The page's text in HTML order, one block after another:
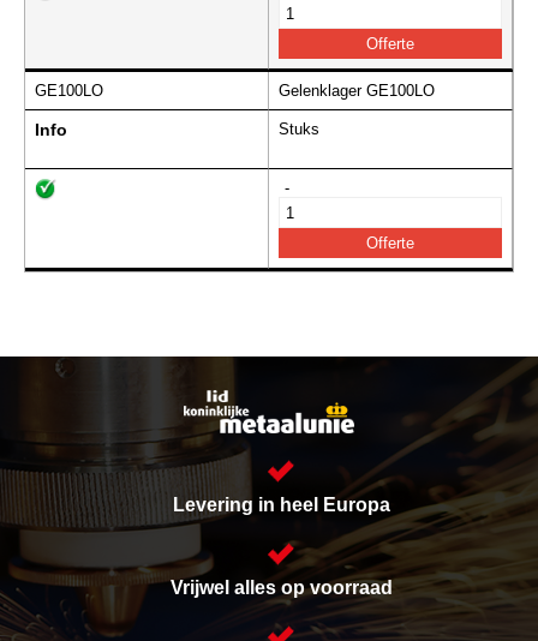
GE100LO Gelenklager GE100LO
Info Stuks
-
Levering in heel Europa
Vrijwel alles op voorraad